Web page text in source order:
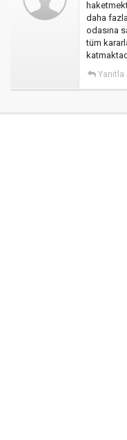
daha
odasına
tüm
Yanıtla